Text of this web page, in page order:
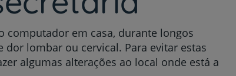
computador em casa, durante longos
dor lombar ou cervical. Para evitar estas
algumas alterações ao local onde está a